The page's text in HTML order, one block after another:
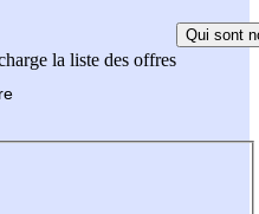
la liste des offres
Qui sont